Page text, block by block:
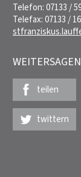
Telefon: 07133 /
Telefax: 07133 /
teilen
twittern